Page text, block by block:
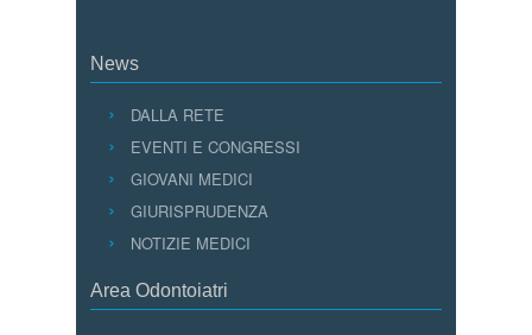
News
DALLA RETE
EVENTI E CONGRESSI
GIOVANI MEDICI
GIURISPRUDENZA
NOTIZIE MEDICI
Area Odontoiatri